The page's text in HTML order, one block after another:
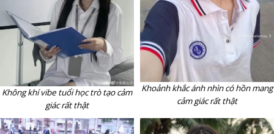
Không khí vibe tuổi học trò tạo cảm
giác rất thật
Khoảnh khắc ánh nhìn có hồn mang
cảm giác rất thật